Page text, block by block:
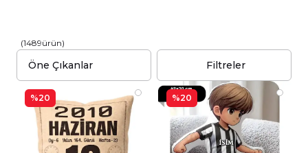
(1489ürün)
Filtreler
%20 %20